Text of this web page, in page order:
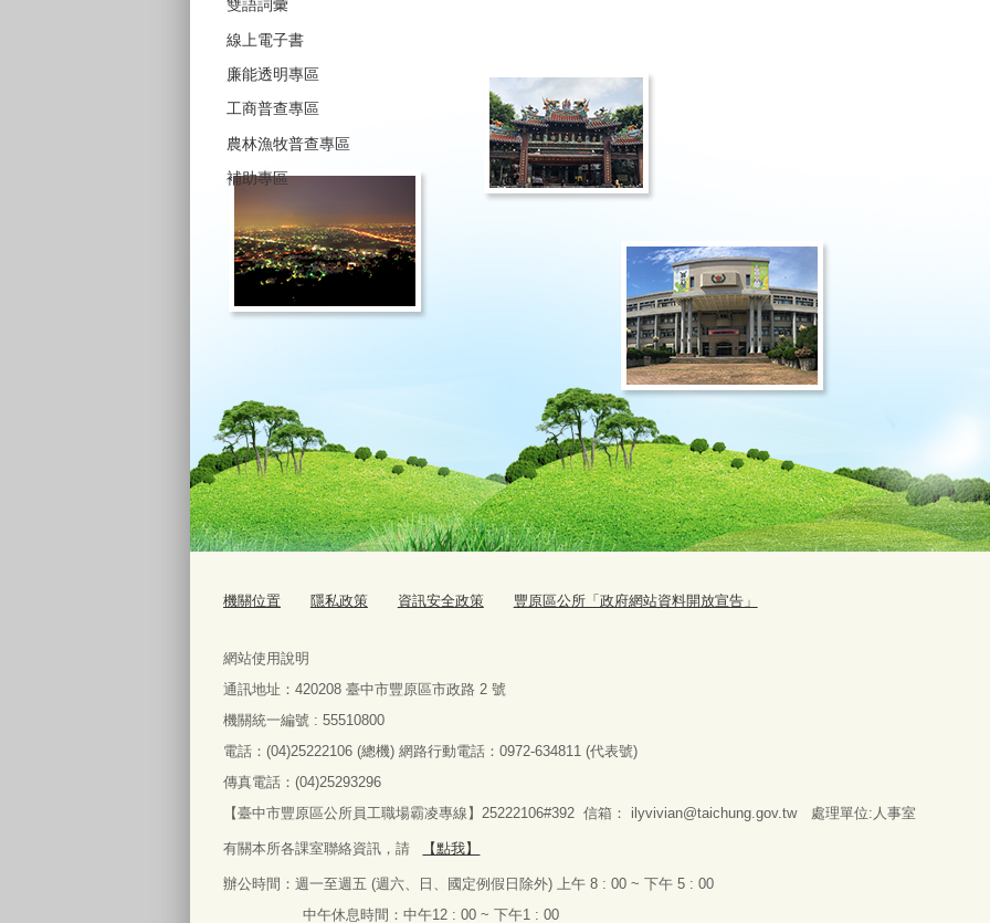
雙語詞彙
線上電子書
廉能透明專區
工商普查專區
農林漁牧普查專區
補助專區
機關位置 隱私政策 資訊安全政策 豐原區公所「政府網站資料開放宣告」
網站使用說明
通訊地址： 420208 臺中市豐原區市政路 2 號
機關統一編號 : 55510800
電話： (04)25222106 (總機) 網路行動電話： 0972-634811 (代表號)
傳真電話： (04)25293296
【臺中市豐原區公所員工職場霸凌專線】25222106#392 信箱： ilyvivian@taichung.gov.tw處理單位:人事室
有關本所各課室聯絡資訊，請 【點我】
辦公時間： 週一至週五 (週六、日、國定例假日除外) 上午 8 : 00 ~ 下午 5 : 00
中午休息時間：中午12 : 00 ~ 下午1 : 00